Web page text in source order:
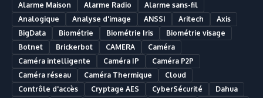
Alarme Maison
Alarme Radio
Alarme sans-fil
Analogique
Analyse d'image ANSSI Aritech
Axis
BigData
Biométrie Biométrie Iris
Biométrie visage
Botnet
Brickerbot CAMERA
Caméra
Caméra intelligente
Caméra IP
Caméra P2P
Caméra réseau
Caméra Thermique
Cloud
Contrôle d'accès
Cryptage AES CyberSécurité
Dahua